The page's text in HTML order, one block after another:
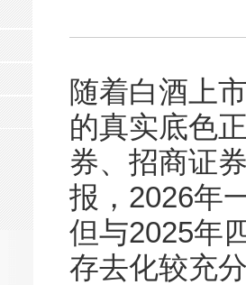
随着白酒上
的真实底色
券、招商证
报，2026年
但与2025年
存去化较充